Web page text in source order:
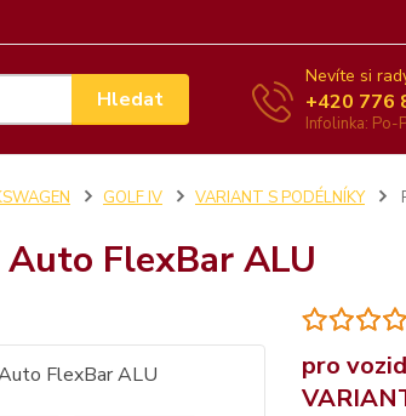
Hledat
Nevíte si
+420 776
Infolinka: Po-
GOLF IV VARIANT S PODÉLNÍKY
FlexBar ALU
pro